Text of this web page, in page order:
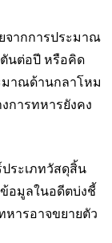
จากการประมาณ
นต่อปี หรือคิด
มาณด้านกลาโหม
การทหารยังคง
ระเภทวัสดุสิ้น
อมูลในอดีตบ่งชี้
หารอาจขยายตัว